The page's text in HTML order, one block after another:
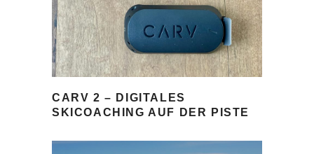
CARV 2 – DIGITALES
SKICOACHING AUF DER PISTE